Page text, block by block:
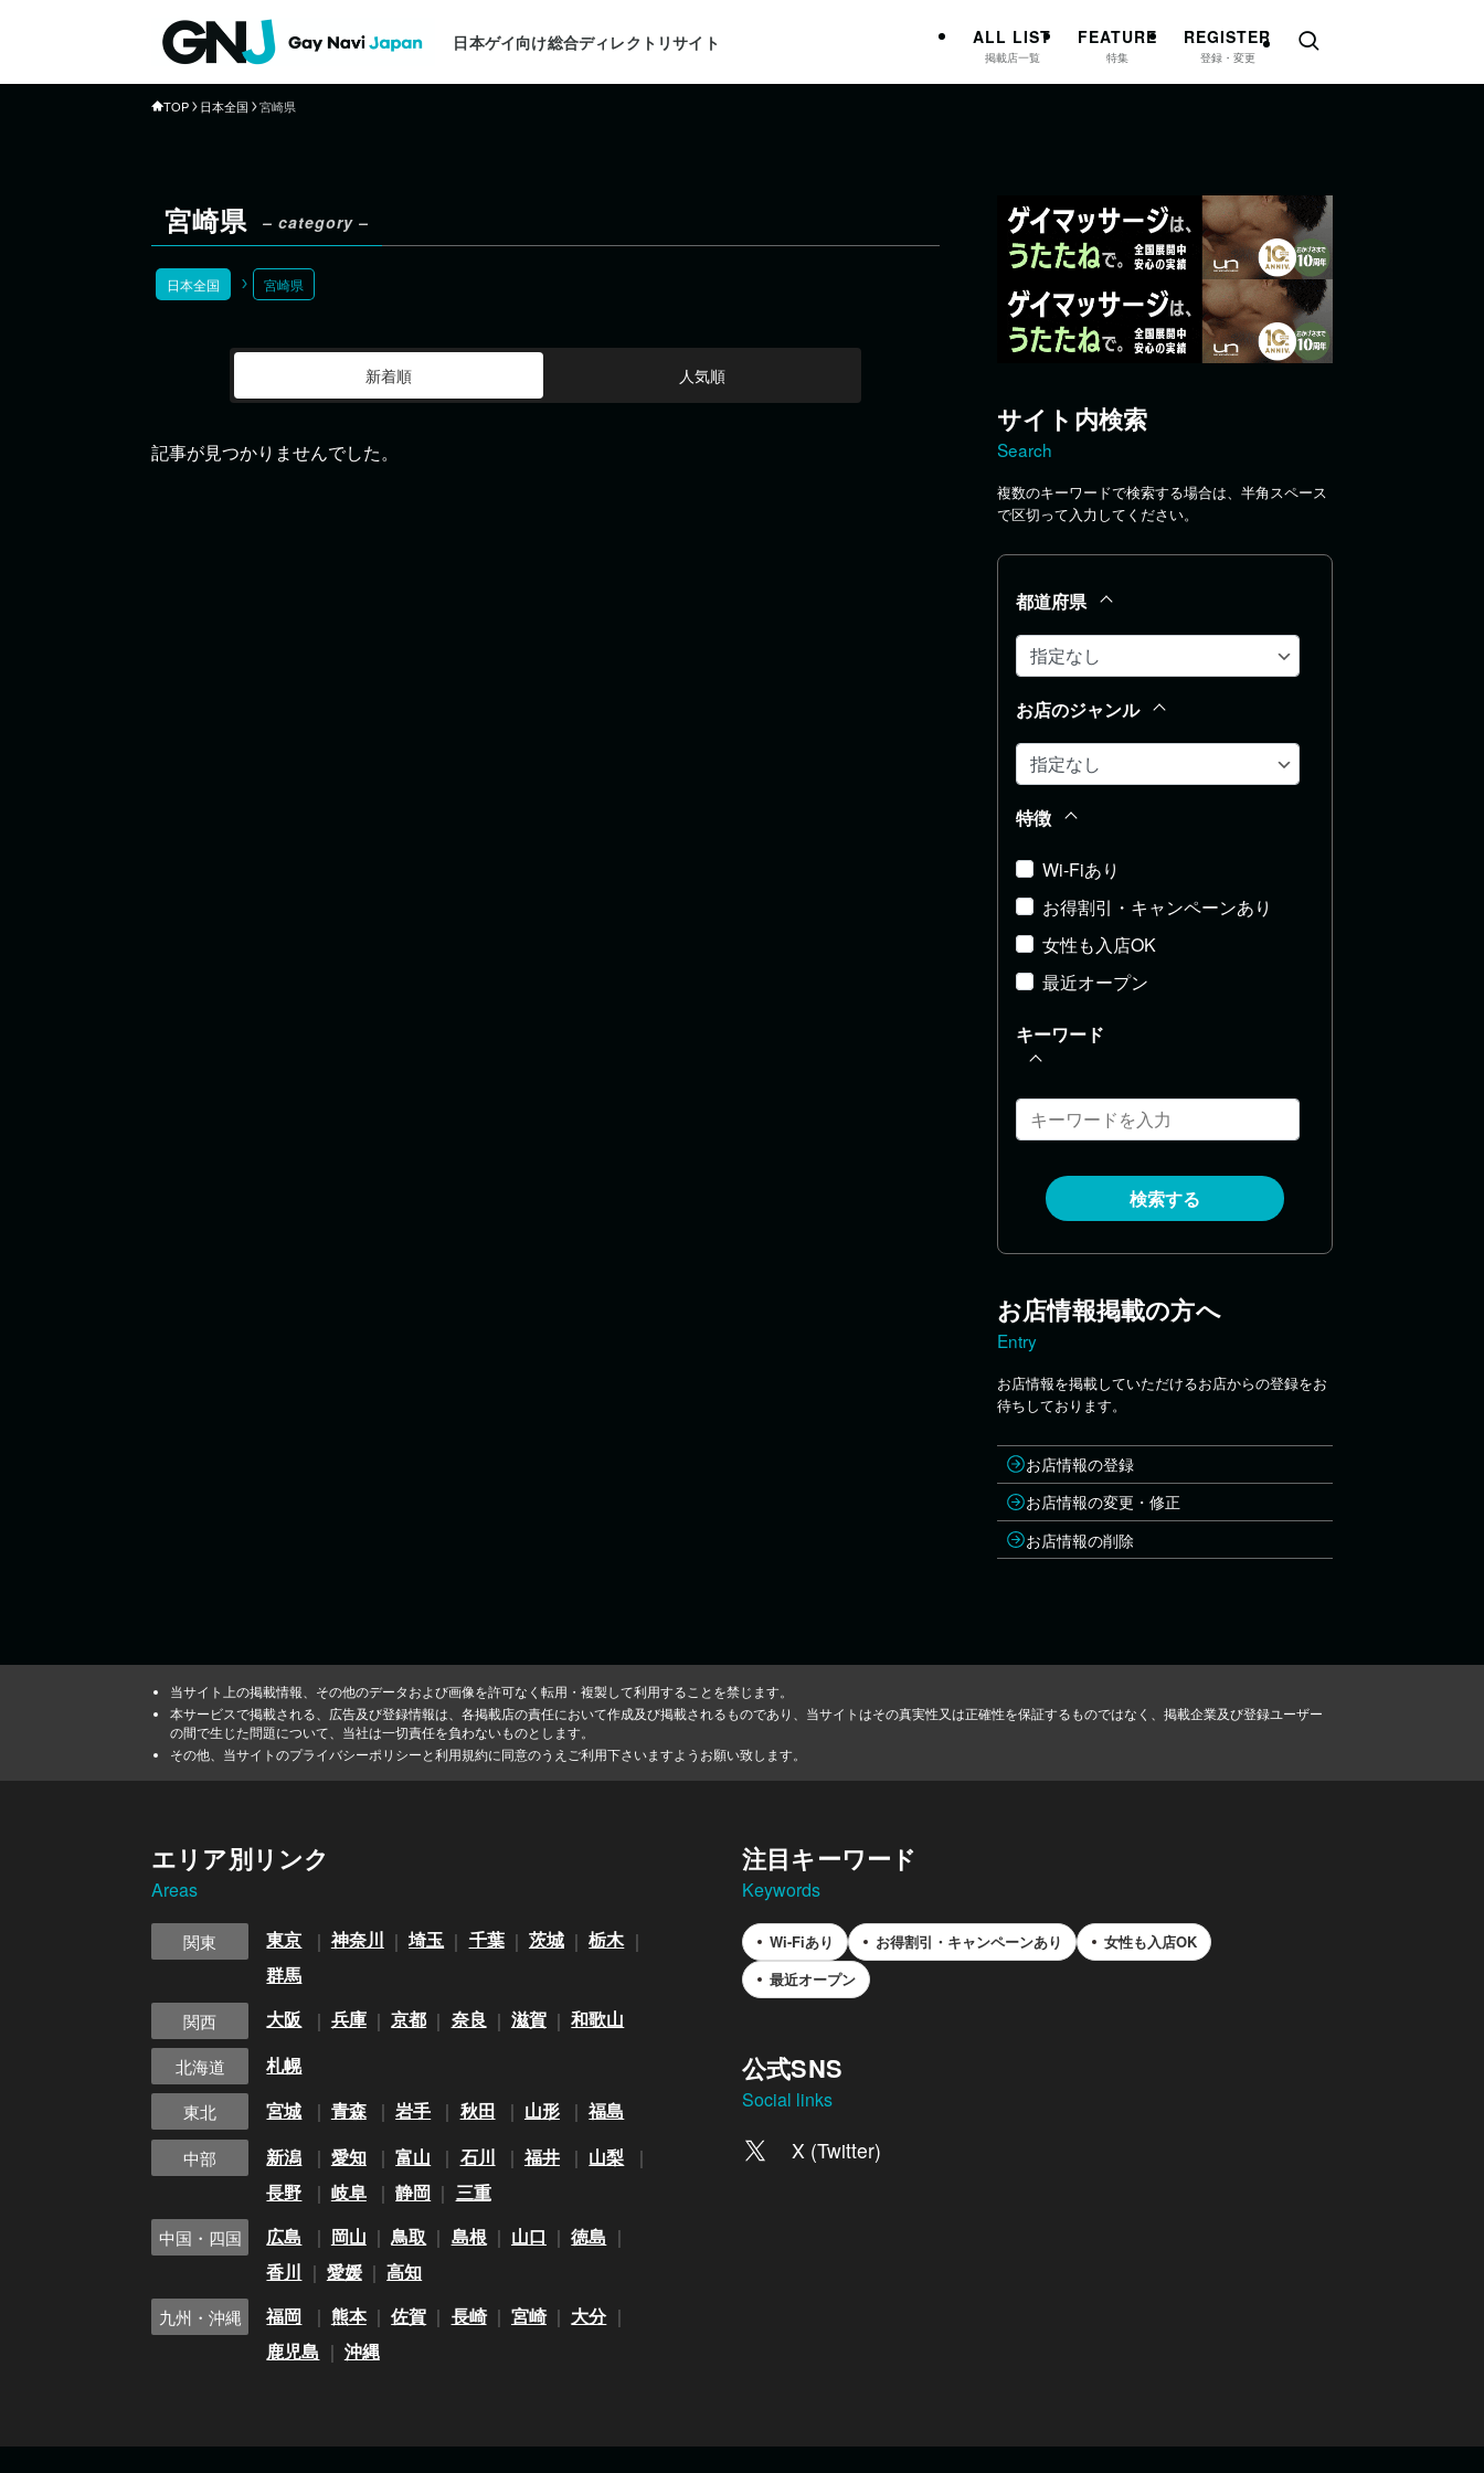
日本ゲイ向け総合ディレクトリサイト ALL LIST
掲載店一覧
FEATURE
特集
REGISTER
登録・変更
TOP 日本全国 宮崎県
宮崎県 – category –
日本全国 宮崎県
新着順 人気順
記事が見つかりませんでした。
サイト内検索
Search
複数のキーワードで検索する場合は、半角スペース
で区切って入力してください。
都道府県
お店のジャンル
特徴
Wi-Fiあり
お得割引・キャンペーンあり
女性も入店OK
最近オープン
キーワード
検索する
お店情報掲載の方へ
Entry
お店情報を掲載していただけるお店からの登録をお
待ちしております。
お店情報の登録
お店情報の変更・修正
お店情報の削除
当サイト上の掲載情報、その他のデータおよび画像を許可なく転用・複製して利用することを禁じます。
本サービスで掲載される、広告及び登録情報は、各掲載店の責任において作成及び掲載されるものであり、当サイトはその真実性又は正確性を保証するものではなく、掲載企業及び登録ユーザー
の間で生じた問題について、当社は一切責任を負わないものとします。
その他、当サイトのプライバシーポリシーと利用規約に同意のうえご利用下さいますようお願い致します。
エリア別リンク
Areas
関東 東京 神奈川 埼玉 千葉 茨城
栃木
群馬
関西 大阪 兵庫 京都 奈良 滋賀 和歌山
北海道 札幌
東北 宮城 青森 岩手 秋田 山形 福島
中部 新潟 愛知 富山 石川 福井
山梨
長野
岐阜 静岡 三重
中国・四国 広島 岡山 鳥取 島根 山口
徳島
香川
愛媛 高知
九州・沖縄 福岡 熊本 佐賀 長崎 宮崎
大分
鹿児島
沖縄
注目キーワード
Keywords
Wi-Fiあり お得割引・キャンペーンあり
女性も入店OK
最近オープン
公式SNS
Social links
X (Twitter)